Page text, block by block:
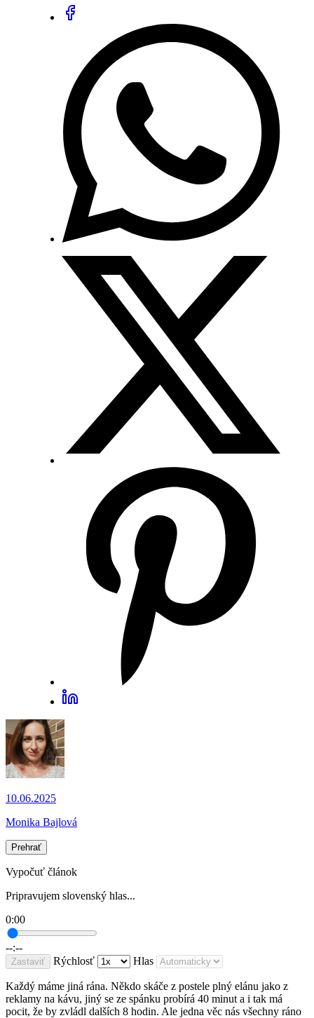
10.06.2025
Monika Bajlová
Prehrať
Vypočuť článok
Pripravujem slovenský hlas...
0:00
--:--
Zastaviť Rýchlosť Hlas
Každý máme jiná rána. Někdo skáče z postele plný elánu jako z
reklamy na kávu, jiný se ze spánku probírá 40 minut a i tak má
pocit, že by zvládl dalších 8 hodin. Ale jedna věc nás všechny ráno